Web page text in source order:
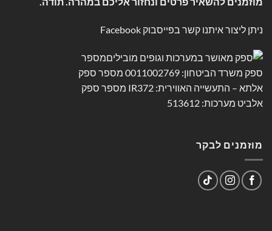
ניתן ליצור איתנו קשר בפייסבוק Facebook
מוזמנים לבקר